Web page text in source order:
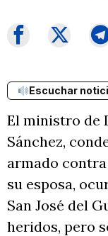
Escuchar
El ministro de
Sánchez,
armado
su esposa,
San José del
heridos, pero